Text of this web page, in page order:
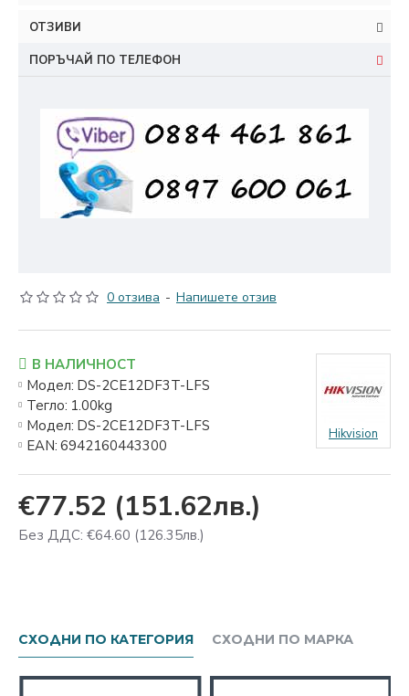
ОТЗИВИ
ПОРЪЧАЙ ПО ТЕЛЕФОН
0 отзива - Напишете отзив
€77.52 (151.62лв.)
Без ДДС: €64.60 (126.35лв.)
В НАЛИЧНОСТ
Модел: DS-2CE12DF3T-LFS
Тегло: 1.00kg
Модел: DS-2CE12DF3T-LFS
EAN: 6942160443300
Hikvision
СХОДНИ ПО КАТЕГОРИЯ СХОДНИ ПО МАРКА